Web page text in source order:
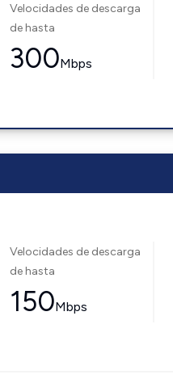
Velocidades de descarga
de hasta
300Mbps
Velocidades de descarga
de hasta
150Mbps